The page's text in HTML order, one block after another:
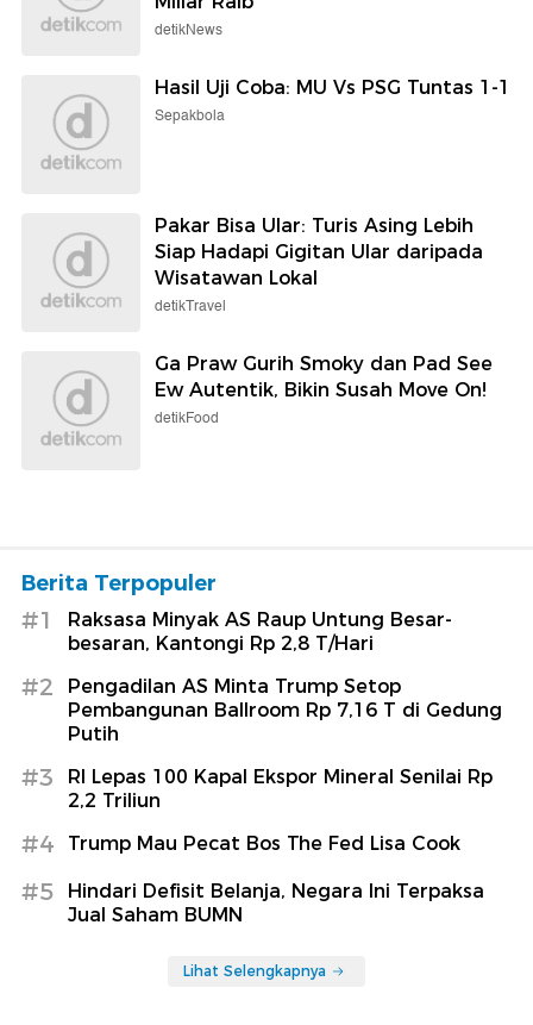
detikNews
Hasil Uji Coba: MU Vs PSG Tuntas 1-1
Sepakbola
Pakar Bisa Ular: Turis Asing Lebih
Siap Hadapi Gigitan Ular daripada
Wisatawan Lokal
detikTravel
Ga Praw Gurih Smoky dan Pad See
Ew Autentik, Bikin Susah Move On!
detikFood
Berita Terpopuler
#1
Raksasa Minyak AS Raup Untung Besar-
besaran, Kantongi Rp 2,8 T/Hari
#2
Pengadilan AS Minta Trump Setop
Pembangunan Ballroom Rp 7,16 T di Gedung
Putih
#3
RI Lepas 100 Kapal Ekspor Mineral Senilai Rp
2,2 Triliun
#4 Trump Mau Pecat Bos The Fed Lisa Cook
#5
Hindari Defisit Belanja, Negara Ini Terpaksa
Jual Saham BUMN
Lihat Selengkapnya